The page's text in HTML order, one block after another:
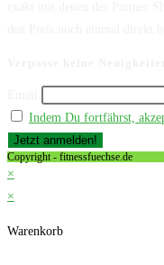
Indem Du fortfährst,
Copyright - fitnessfuechse.de
×
×
Warenkorb